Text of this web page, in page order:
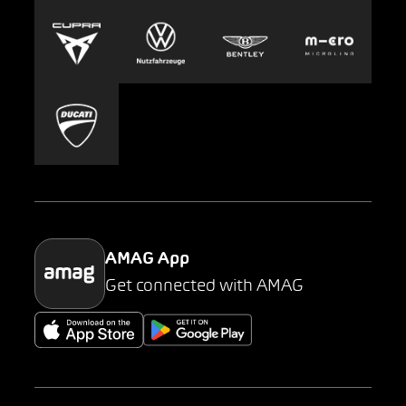
Europcar
Carsharing
Mobility-as-a-Service
Parking
Presse
AMAG App
Get connected with AMAG